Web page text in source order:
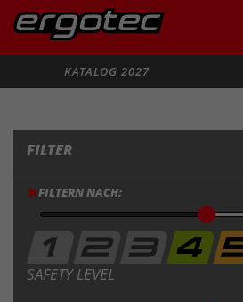
KATALOG 2027
FILTER
FILTERN NACH:
SAFETY LEVEL